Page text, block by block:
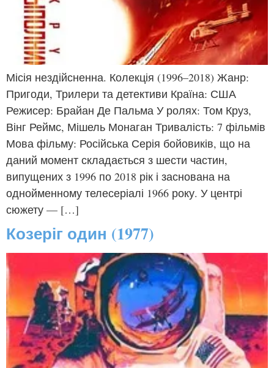
Місія нездійсненна. Колекція (1996–2018) Жанр:
Пригоди, Трилери та детективи Країна: США
Режисер: Брайан Де Пальма У ролях: Том Круз,
Вінг Реймс, Мішель Монаган Тривалість: 7 фільмів
Мова фільму: Російська Серія бойовиків, що на
даний момент складається з шести частин,
випущених з 1996 по 2018 рік і заснована на
однойменному телесеріалі 1966 року. У центрі
сюжету — […]
Козеріг один (1977)